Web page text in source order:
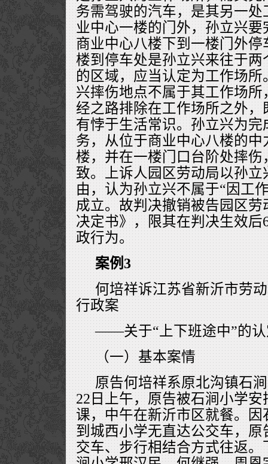
务需驾驶的汽车，是其另一
业中心一楼的门外，孙立兴
商业中心八楼下到一楼门外
楼到停车处是孙立兴来往于
的区域，应当认定为工作场
兴摔伤地点不属于其工作场
经之路排除在工作场所之外
有悖于生活常识。孙立兴为
务，从位于商业中心八楼的
楼，并在一楼门口台阶处摔
致。上诉人园区劳动局以孙
由，认为孙立兴不属于“因工
成立。故判决撤销被告园区
决定书》，限其在判决生效
政行为。
案例3
何培祥诉江苏省新沂市劳
行政案
——关于“上下班途中”的
（一）基本案情
原告何培祥系原北沟镇石
22日上午，原告被石涧小学
课，中午在新沂市区就餐。
到城西小学无直达公交车，
交车、步行相结合方式往返。